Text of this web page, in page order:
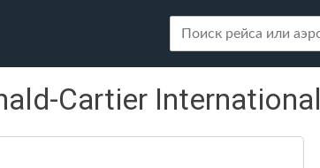
Cartier International